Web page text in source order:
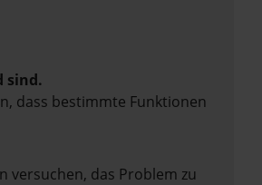
sind.
dass bestimmte Funktionen
versuchen, das Problem zu